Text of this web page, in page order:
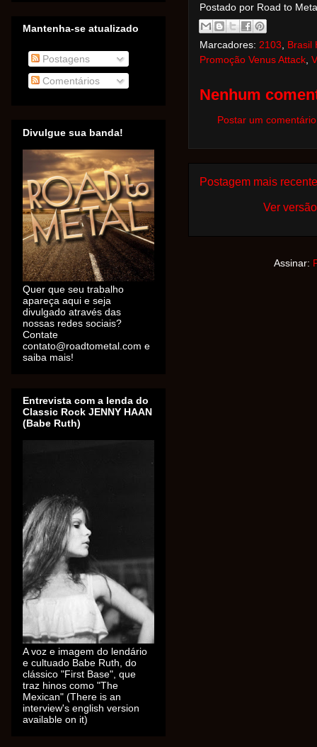
Postado por Road to
Marcadores: 2103, Brasil
Promoção Venus Attack,
Nenhum
Postar um comentário
Postagem mais recente
Ver
Assinar:
Mantenha-se atualizado
Postagens
Comentários
Divulgue sua banda!
Quer que seu trabalho
apareça aqui e seja
divulgado através das
nossas redes sociais?
Contate
contato@roadtometal.com e
saiba mais!
Entrevista com a lenda do
Classic Rock JENNY HAAN
(Babe Ruth)
A voz e imagem do lendário
e cultuado Babe Ruth, do
clássico "First Base", que
traz hinos como "The
Mexican" (There is an
interview's english version
available on it)